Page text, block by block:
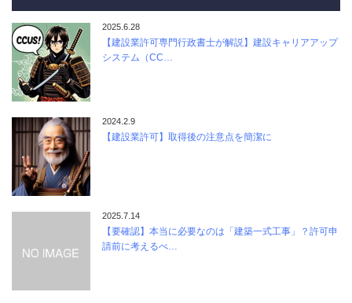
2025.6.28
【建設業許可専門行政書士が解説】建設キャリアアップ
システム（CC…
2024.2.9
【建設業許可】取得後の注意点を簡潔に
2025.7.14
【要確認】本当に必要なのは「建築一式工事」？許可申
請前に考えるべ…